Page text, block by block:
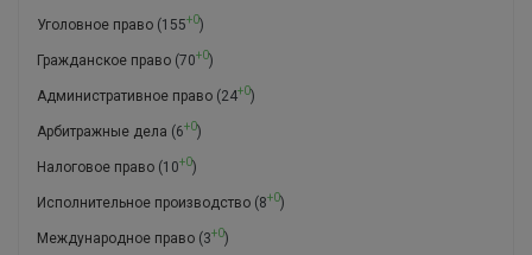
Уголовное право (155+0)
Гражданское право (70+0)
Административное право (24+0)
Арбитражные дела (6+0)
Налоговое право (10+0)
Исполнительное производство (8+0)
Международное право (3+0)